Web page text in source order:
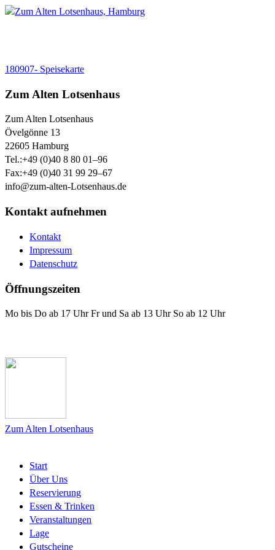
180907- Speisekarte
Zum Alten Lotsenhaus
Zum Alten Lotsenhaus
Övelgönne 13
22605 Hamburg
Tel.:+49 (0)40 8 80 01–96
Fax:+49 (0)40 31 99 29–67
info@zum-alten-Lotsenhaus.de
Kontakt aufnehmen
Kontakt
Impressum
Datenschutz
Öffnungszeiten
Mo bis Do ab 17 Uhr Fr und Sa ab 13 Uhr So ab 12 Uhr
Zum Alten Lotsenhaus
Start
Über Uns
Reservierung
Essen & Trinken
Veranstaltungen
Lage
Gutscheine